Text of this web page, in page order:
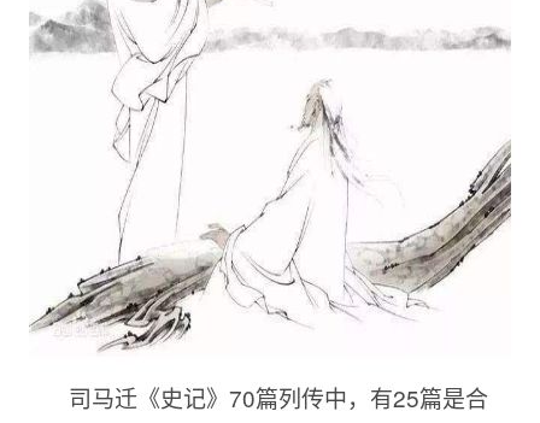
司马迁《史记》70篇列传中，有25篇是合